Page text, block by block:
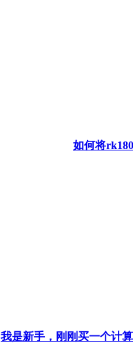
如何将
我是新手，刚刚买一个计